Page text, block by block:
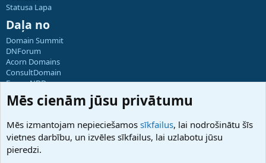
Statusa Lapa
Daļa no
Domain Summit
DNForum
Acorn Domains
ConsultDomain
ForumNDD
Domainforum.ro
27.be
Hostmaria
Atbalsts
Mēs cienām jūsu privātumu
Mēs izmantojam nepieciešamos sīkfailus, lai nodrošinātu šīs
vietnes darbību, un izvēles sīkfailus, lai uzlabotu jūsu
pieredzi.